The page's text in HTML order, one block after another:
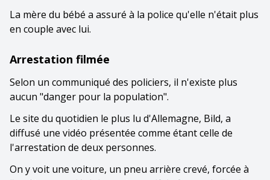
La mère du bébé a assuré à la police qu'elle n'était plus
en couple avec lui.
Arrestation filmée
Selon un communiqué des policiers, il n'existe plus
aucun "danger pour la population".
Le site du quotidien le plus lu d'Allemagne, Bild, a
diffusé une vidéo présentée comme étant celle de
l'arrestation de deux personnes.
On y voit une voiture, un pneu arrière crevé, forcée à